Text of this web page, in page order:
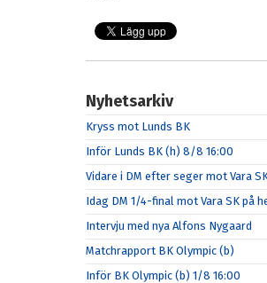
Nyhetsarkiv
Kryss mot Lunds BK
Inför Lunds BK (h) 8/8 16:00
Vidare i DM efter seger mot Vara
Idag DM 1/4-final mot Vara SK på
Intervju med nya Alfons Nygaard
Matchrapport BK Olympic (b)
Inför BK Olympic (b) 1/8 16:00